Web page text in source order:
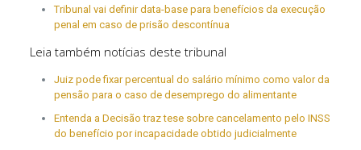
Tribunal vai definir data-base para benefícios da execução
penal em caso de prisão descontínua
Leia também notícias deste tribunal
Juiz pode fixar percentual do salário mínimo como valor da
pensão para o caso de desemprego do alimentante
Entenda a Decisão traz tese sobre cancelamento pelo INSS
do benefício por incapacidade obtido judicialmente